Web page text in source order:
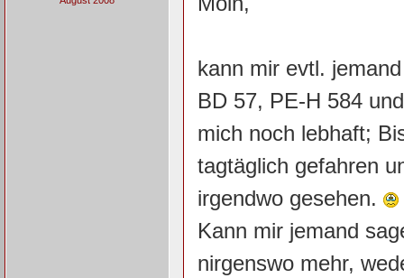
kann mir evtl.
BD 57, PE-H 584
mich noch lebhaft;
tagtäglich gefahren
irgendwo gesehen.
Kann mir jemand
nirgenswo mehr,